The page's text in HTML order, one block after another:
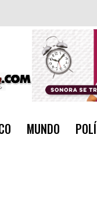
MUNDO